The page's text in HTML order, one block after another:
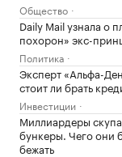
Общество
Daily Mail узнала о
похорон» экс-
Политика
Эксперт «Альфа-
стоит ли брать
Инвестиции
Миллиардеры
бункеры. Чего они
бежать